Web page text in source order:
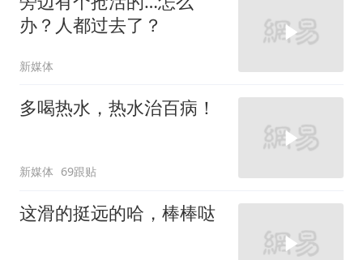
办？人都过去了？
新媒体
多喝热水，热水治百病！
新媒体 69跟贴
这滑的挺远的哈，棒棒哒